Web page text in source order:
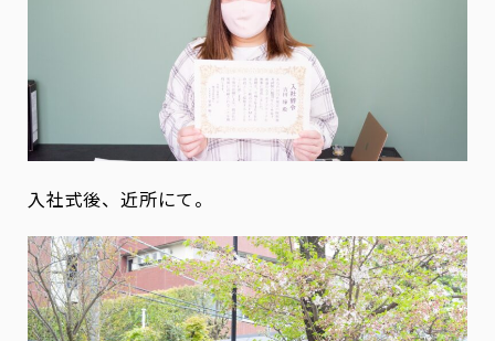
入社式後、近所にて。